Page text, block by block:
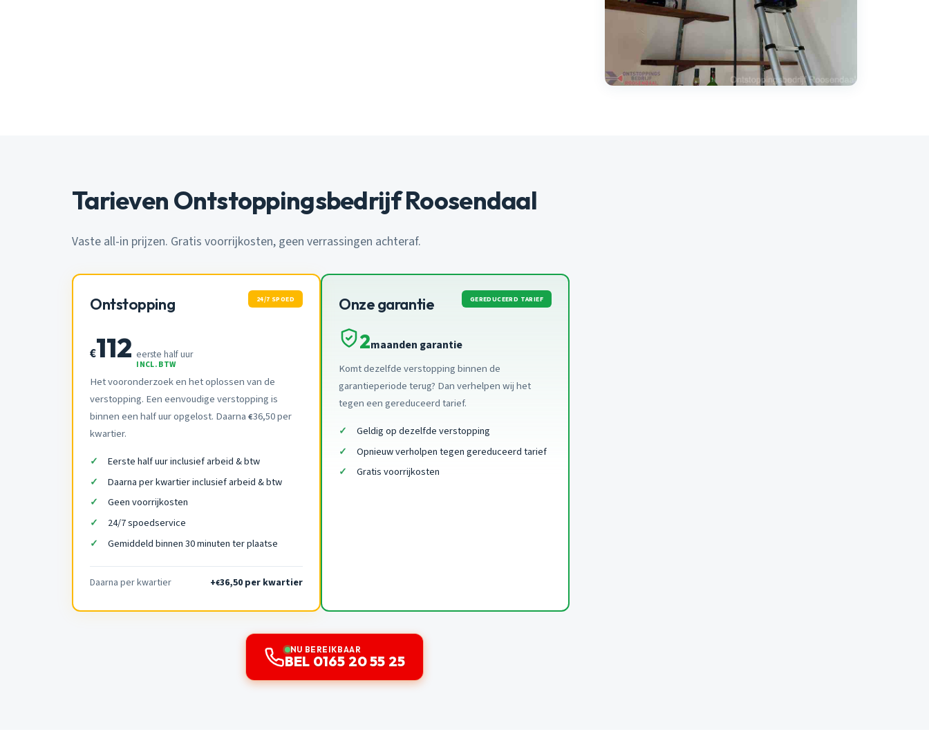
Tarieven Ontstoppingsbedrijf Roosendaal
Vaste all-in prijzen. Gratis voorrijkosten, geen verrassingen achteraf.
Ontstopping 24/7 SPOED
€112 eerste half uur
INCL. BTW
Het vooronderzoek en het oplossen van de
verstopping. Een eenvoudige verstopping is
binnen een half uur opgelost. Daarna €36,50 per
kwartier.
Eerste half uur inclusief arbeid & btw
Daarna per kwartier inclusief arbeid & btw
Geen voorrijkosten
24/7 spoedservice
Gemiddeld binnen 30 minuten ter plaatse
Daarna per kwartier +€36,50 per kwartier
Onze garantie GEREDUCEERD TARIEF
2maanden garantie
Komt dezelfde verstopping binnen de
garantieperiode terug? Dan verhelpen wij het
tegen een gereduceerd tarief.
Geldig op dezelfde verstopping
Opnieuw verholpen tegen gereduceerd tarief
Gratis voorrijkosten
NU BEREIKBAAR
BEL 0165 20 55 25